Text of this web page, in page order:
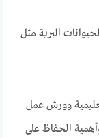
البرية مثل
وورش عمل
وأهمية الحفاظ على